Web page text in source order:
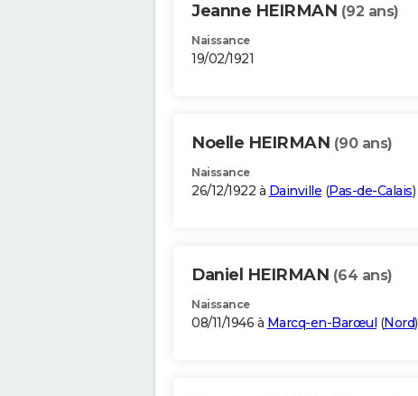
Jeanne HEIRMAN (92 ans)
Naissance
19/02/1921
Noelle HEIRMAN (90 ans)
Naissance
26/12/1922 à Dainville (Pas-de-Calais)
Daniel HEIRMAN (64 ans)
Naissance
08/11/1946 à Marcq-en-Barœul (Nord)